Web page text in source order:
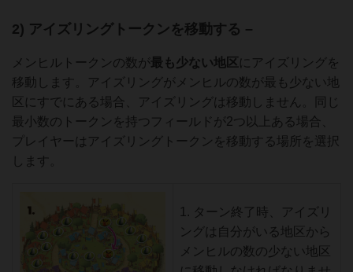
2) アイズリングトークンを移動する –
メンヒルトークンの数が 最 も少ない地区 にアイズリングを
移動します。アイズリングがメンヒルの数が最も少ない地
区にすでにある場合、アイズリングは移動しません。同じ
最小数のトークンを持つフィールドが2つ以上ある場合、
プレイヤーはアイズリングトークンを移動する場所を選択
します。
1. ターン終了時、アイズリ
ングは自分がいる地区から
メンヒルの数の少ない地区